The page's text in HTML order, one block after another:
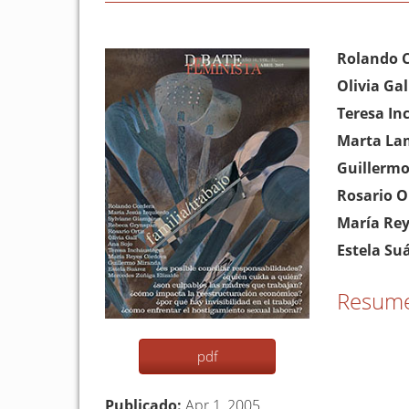
Barra
lateral
del
artículo
pdf
del
artículo
Rolando
Olivia
Teresa
Marta
Rosario
María
Estela